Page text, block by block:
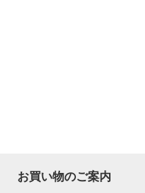
お買い物のご案内